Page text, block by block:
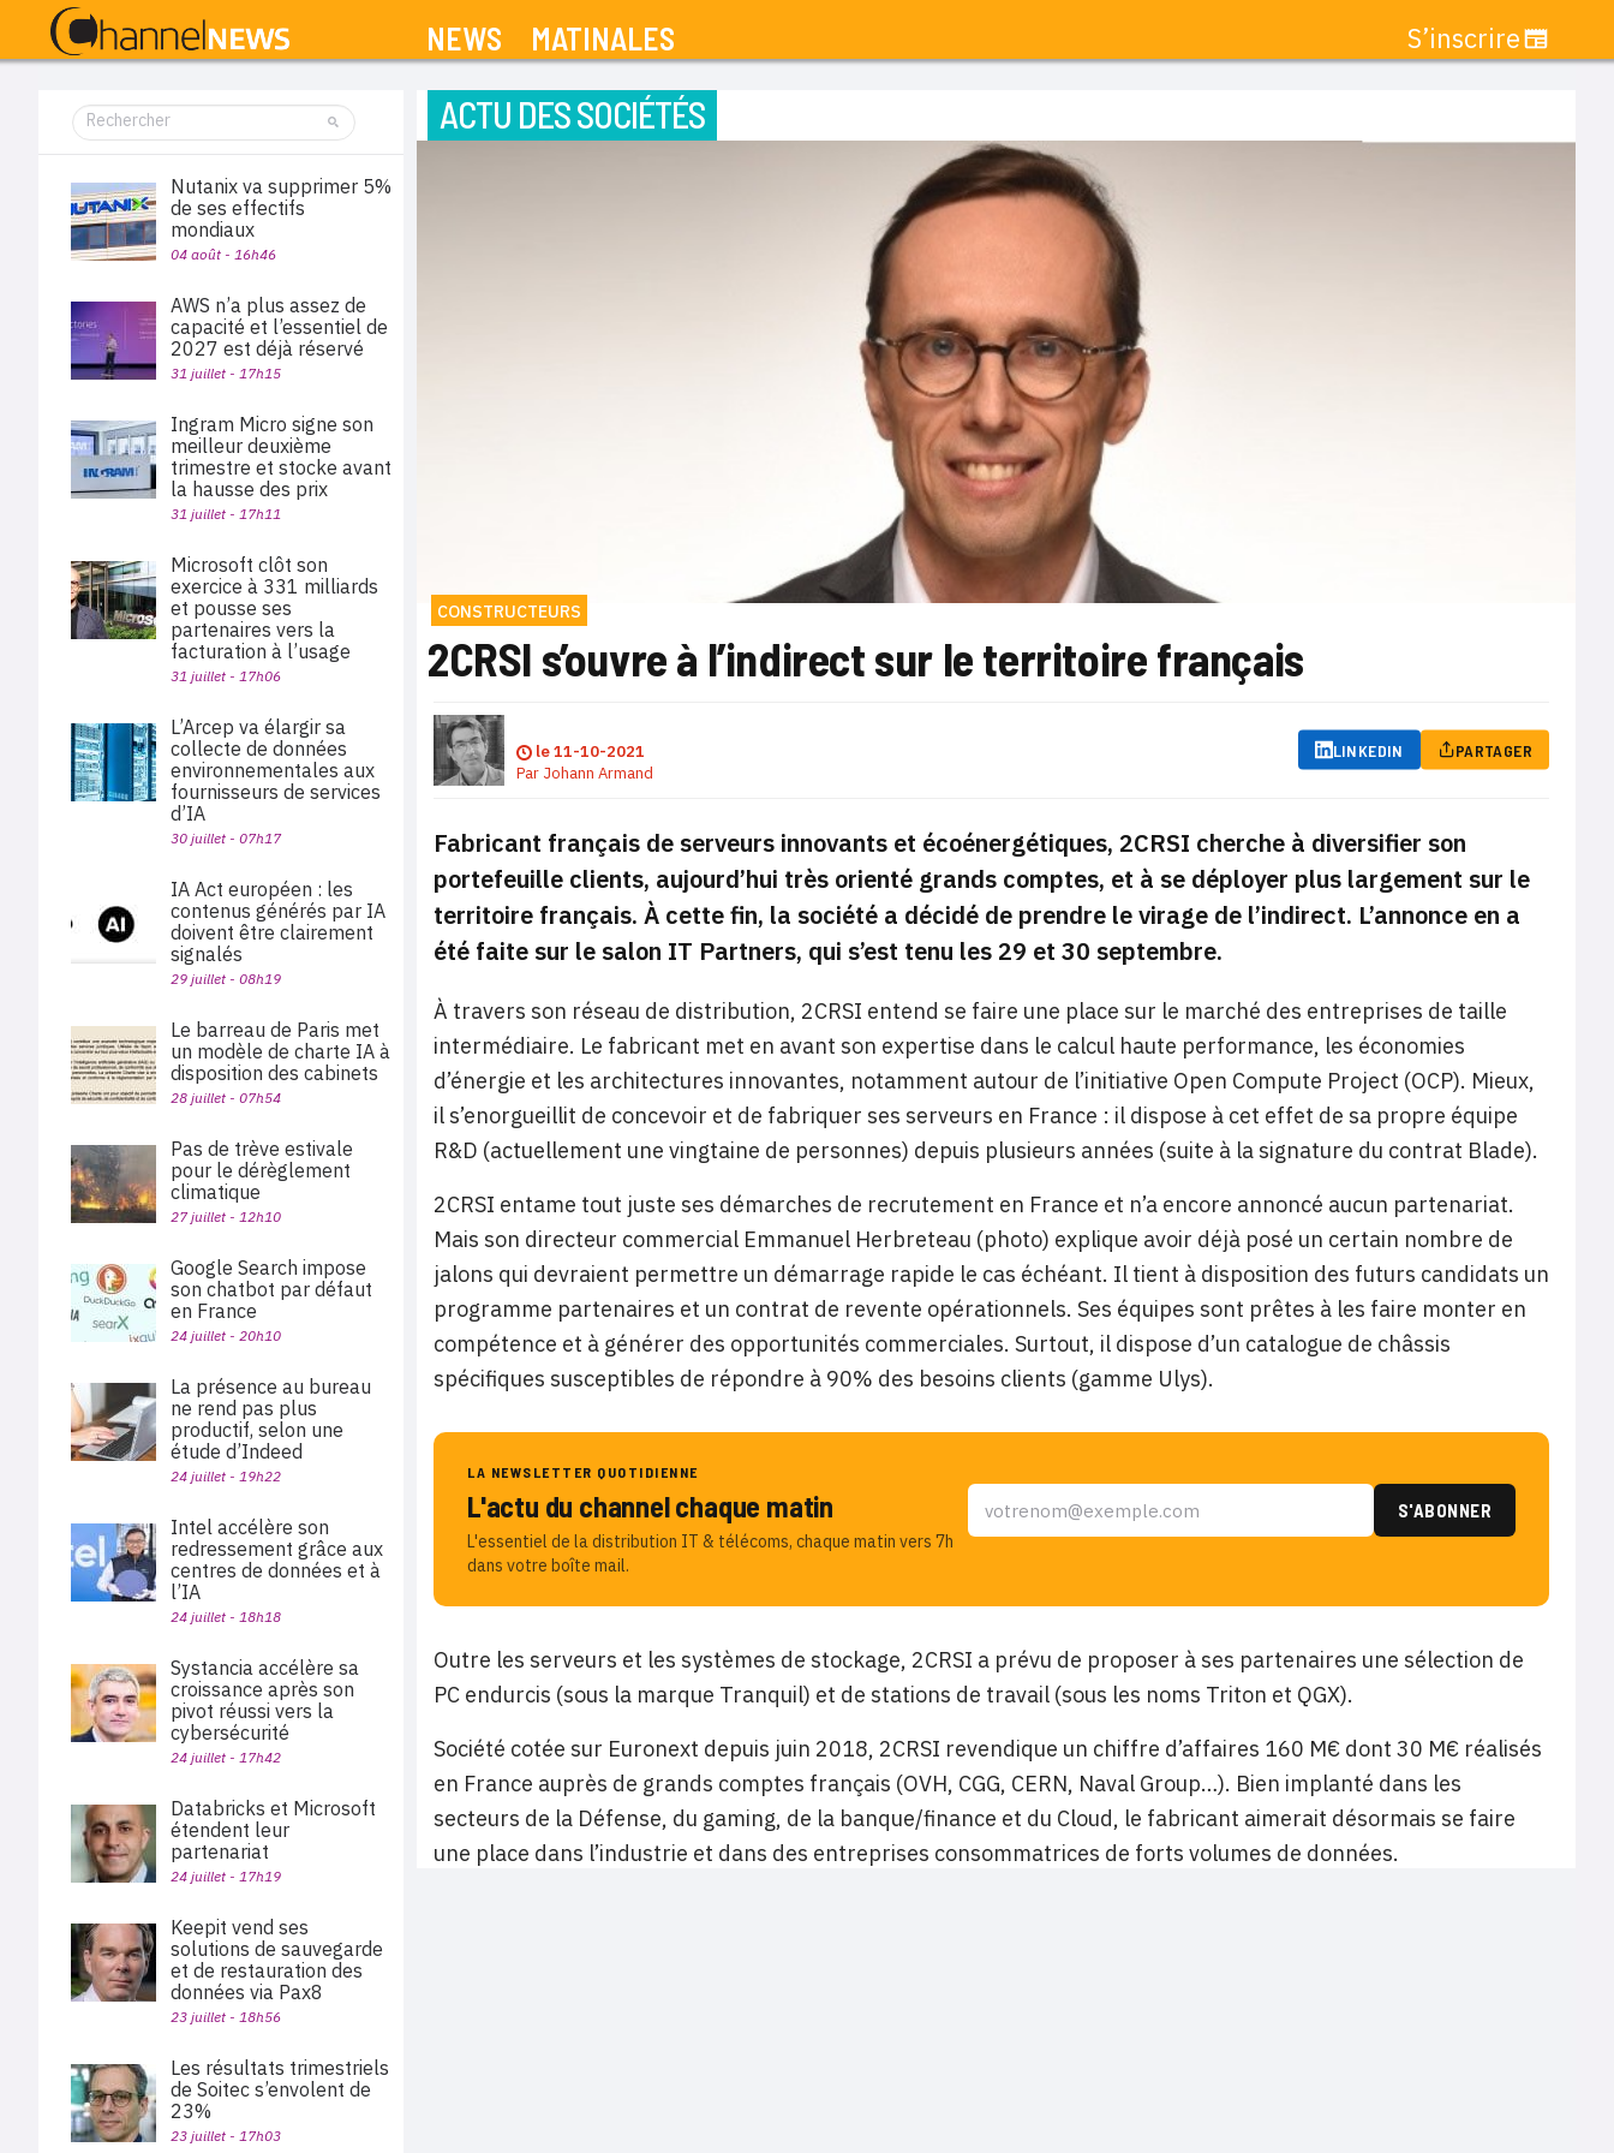
NEWS MATINALES S’inscrire
ACTU DES SOCIÉTÉS
CONSTRUCTEURS
2CRSI s’ouvre à l’indirect sur le territoire français
le11-10-2021
Par Johann Armand
LINKEDIN PARTAGER
Fabricant français de serveurs innovants et écoénergétiques, 2CRSI cherche à diversifier son
portefeuille clients, aujourd’hui très orienté grands comptes, et à se déployer plus largement sur le
territoire français. À cette fin, la société a décidé de prendre le virage de l’indirect. L’annonce en a
été faite sur le salon IT Partners, qui s’est tenu les 29 et 30 septembre.
À travers son réseau de distribution, 2CRSI entend se faire une place sur le marché des entreprises de taille
intermédiaire. Le fabricant met en avant son expertise dans le calcul haute performance, les économies
d’énergie et les architectures innovantes, notamment autour de l’initiative Open Compute Project (OCP). Mieux,
il s’enorgueillit de concevoir et de fabriquer ses serveurs en France : il dispose à cet effet de sa propre équipe
R&D (actuellement une vingtaine de personnes) depuis plusieurs années (suite à la signature du contrat Blade).
2CRSI entame tout juste ses démarches de recrutement en France et n’a encore annoncé aucun partenariat.
Mais son directeur commercial Emmanuel Herbreteau (photo) explique avoir déjà posé un certain nombre de
jalons qui devraient permettre un démarrage rapide le cas échéant. Il tient à disposition des futurs candidats un
programme partenaires et un contrat de revente opérationnels. Ses équipes sont prêtes à les faire monter en
compétence et à générer des opportunités commerciales. Surtout, il dispose d’un catalogue de châssis
spécifiques susceptibles de répondre à 90% des besoins clients (gamme Ulys).
LA NEWSLETTER QUOTIDIENNE
L'actu du channel chaque matin
L'essentiel de la distribution IT & télécoms, chaque matin vers 7h
dans votre boîte mail.
Outre les serveurs et les systèmes de stockage, 2CRSI a prévu de proposer à ses partenaires une sélection de
PC endurcis (sous la marque Tranquil) et de stations de travail (sous les noms Triton et QGX).
Société cotée sur Euronext depuis juin 2018, 2CRSI revendique un chiffre d’affaires 160 M€ dont 30 M€ réalisés
en France auprès de grands comptes français (OVH, CGG, CERN, Naval Group…). Bien implanté dans les
secteurs de la Défense, du gaming, de la banque/finance et du Cloud, le fabricant aimerait désormais se faire
une place dans l’industrie et dans des entreprises consommatrices de forts volumes de données.
Nutanix va supprimer 5%
de ses effectifs
mondiaux
04 août - 16h46
AWS n’a plus assez de
capacité et l’essentiel de
2027 est déjà réservé
31 juillet - 17h15
Ingram Micro signe son
meilleur deuxième
trimestre et stocke avant
la hausse des prix
31 juillet - 17h11
Microsoft clôt son
exercice à 331 milliards
et pousse ses
partenaires vers la
facturation à l’usage
31 juillet - 17h06
L’Arcep va élargir sa
collecte de données
environnementales aux
fournisseurs de services
d’IA
30 juillet - 07h17
IA Act européen : les
contenus générés par IA
doivent être clairement
signalés
29 juillet - 08h19
Le barreau de Paris met
un modèle de charte IA à
disposition des cabinets
28 juillet - 07h54
Pas de trève estivale
pour le dérèglement
climatique
27 juillet - 12h10
Google Search impose
son chatbot par défaut
en France
24 juillet - 20h10
La présence au bureau
ne rend pas plus
productif, selon une
étude d’Indeed
24 juillet - 19h22
Intel accélère son
redressement grâce aux
centres de données et à
l’IA
24 juillet - 18h18
Systancia accélère sa
croissance après son
pivot réussi vers la
cybersécurité
24 juillet - 17h42
Databricks et Microsoft
étendent leur
partenariat
24 juillet - 17h19
Keepit vend ses
solutions de sauvegarde
et de restauration des
données via Pax8
23 juillet - 18h56
Les résultats trimestriels
de Soitec s’envolent de
23%
23 juillet - 17h03